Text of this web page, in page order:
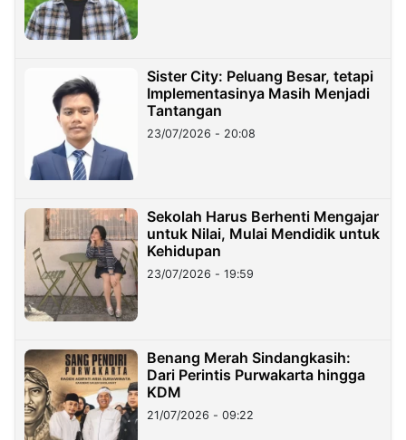
Sister City: Peluang Besar, tetapi
Implementasinya Masih Menjadi
Tantangan
23/07/2026 - 20:08
Sekolah Harus Berhenti Mengajar
untuk Nilai, Mulai Mendidik untuk
Kehidupan
23/07/2026 - 19:59
Benang Merah Sindangkasih:
Dari Perintis Purwakarta hingga
KDM
21/07/2026 - 09:22